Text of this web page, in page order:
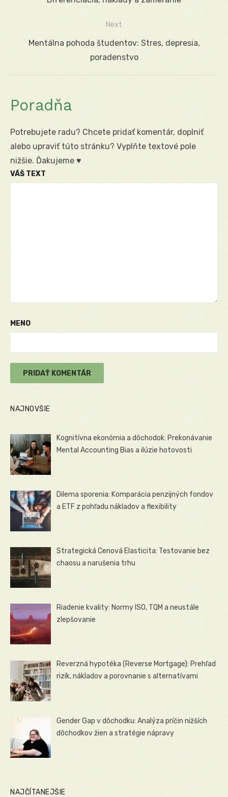
Next
NextMentálna pohoda študentov: Stres, depresia,
poradenstvo
Poradňa
Potrebujete radu? Chcete pridať komentár, doplniť
alebo upraviť túto stránku? Vyplňte textové pole
nižšie. Ďakujeme ♥
VÁŠ TEXT
MENO
NAJNOVŠIE
Kognitívna ekonómia a dôchodok: Prekonávanie
Mental Accounting Bias a ilúzie hotovosti
Dilema sporenia: Komparácia penzijných fondov
a ETF z pohľadu nákladov a flexibility
Strategická Cenová Elasticita: Testovanie bez
chaosu a narušenia trhu
Riadenie kvality: Normy ISO, TQM a neustále
zlepšovanie
Reverzná hypotéka (Reverse Mortgage): Prehľad
rizík, nákladov a porovnanie s alternatívami
Gender Gap v dôchodku: Analýza príčin nižších
dôchodkov žien a stratégie nápravy
NAJČÍTANEJŠIE